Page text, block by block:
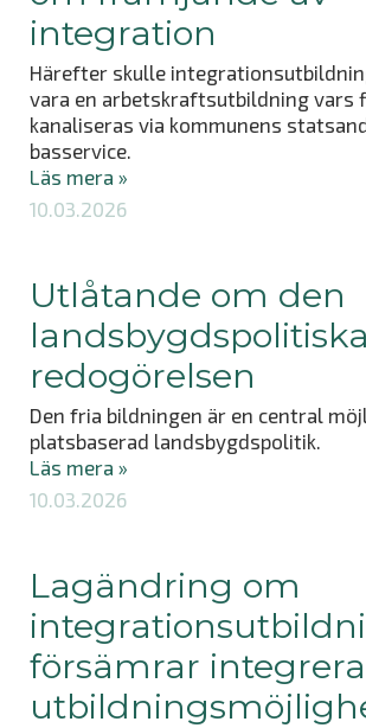
integration
Härefter skulle
vara en arbetskraftsutbildning vars
kanaliseras via kommunens
basservice.
Läs mera »
10.03.2026
Utlåtande om den
landsbygdspolitiska
redogörelsen
Den fria bildningen är en central
platsbaserad landsbygdspolitik.
Läs mera »
10.03.2026
Lagändring om
försämrar